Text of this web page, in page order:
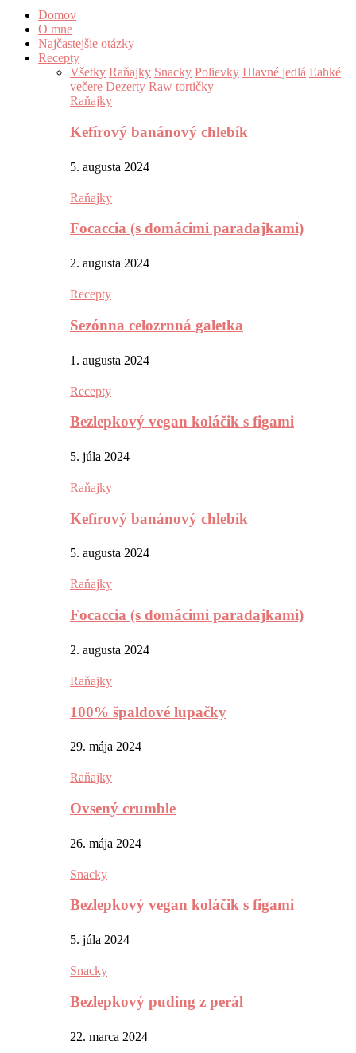
Domov
O mne
Najčastejšie otázky
Recepty
Všetky Raňajky Snacky Polievky Hlavné jedlá Ľahké
večere Dezerty Raw tortičky
Raňajky
Kefírový banánový chlebík
5. augusta 2024
Raňajky
Focaccia (s domácimi paradajkami)
2. augusta 2024
Recepty
Sezónna celozrnná galetka
1. augusta 2024
Recepty
Bezlepkový vegan koláčik s figami
5. júla 2024
Raňajky
Kefírový banánový chlebík
5. augusta 2024
Raňajky
Focaccia (s domácimi paradajkami)
2. augusta 2024
Raňajky
100% špaldové lupačky
29. mája 2024
Raňajky
Ovsený crumble
26. mája 2024
Snacky
Bezlepkový vegan koláčik s figami
5. júla 2024
Snacky
Bezlepkový puding z perál
22. marca 2024